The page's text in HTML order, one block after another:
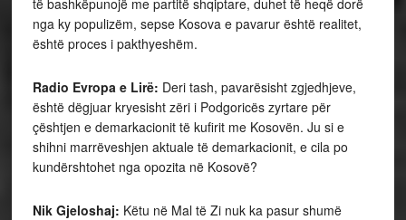
të bashkëpunojë me partitë shqiptare, duhet të heqë dorë
nga ky populizëm, sepse Kosova e pavarur është realitet,
është proces i pakthyeshëm.
Radio Evropa e Lirë: Deri tash, pavarësisht zgjedhjeve,
është dëgjuar kryesisht zëri i Podgoricës zyrtare për
çështjen e demarkacionit të kufirit me Kosovën. Ju si e
shihni marrëveshjen aktuale të demarkacionit, e cila po
kundërshtohet nga opozita në Kosovë?
Nik Gjeloshaj: Këtu në Mal të Zi nuk ka pasur shumë